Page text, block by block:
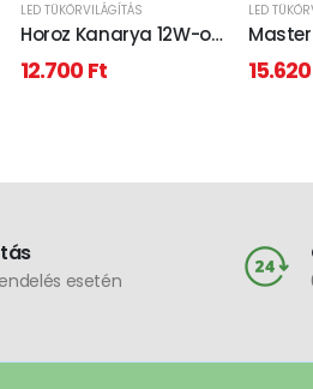
LED TÜKÖRVILÁGÍTÁS
Horoz Kanarya 12W-os
50X555 mm natúr
fehér tükör feletti
12.700Ft
LED
50cm-
lámpa
15.620
esetén